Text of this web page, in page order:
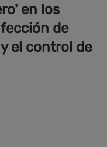
en los
de
el control de